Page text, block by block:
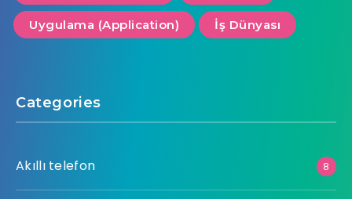
Uygulama (Application) İş Dünyası
Categories
Akıllı telefon 8